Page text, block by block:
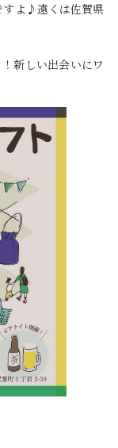
すよ♪遠くは佐賀県
新しい出会いにワ